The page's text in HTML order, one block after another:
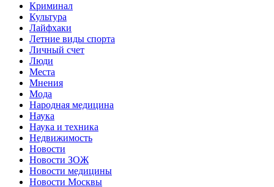
Криминал
Культура
Лайфхаки
Летние виды спорта
Личный счет
Люди
Места
Мнения
Мода
Народная медицина
Наука
Наука и техника
Недвижимость
Новости
Новости ЗОЖ
Новости медицины
Новости Москвы